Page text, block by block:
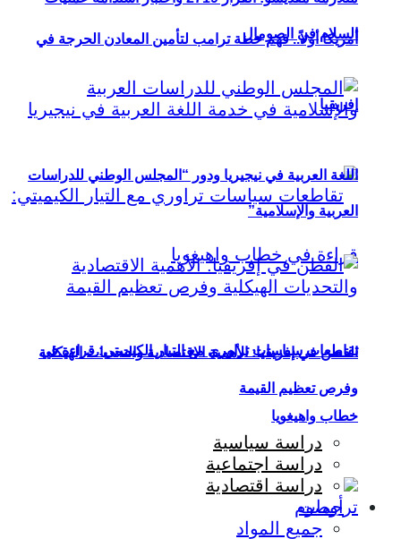
أمريكا أولاً.. فهم خطة ترامب لتأمين المعادن الحرجة في
إفريقيا
تقاطعات سياسات تراوري مع التيار الكيميتي: قراءة في
خطاب واهيغويا
السلام في الصومال
اللغة العربية في نيجيريا ودور “المجلس الوطني للدراسات
العربية والإسلامية”
القطن في إفريقيا: الأهمية الاقتصادية والتحديات الهيكلية
وفرص تعظيم القيمة
دراسة سياسية
دراسة اجتماعية
دراسة اقتصادية
ترجمات
جميع المواد